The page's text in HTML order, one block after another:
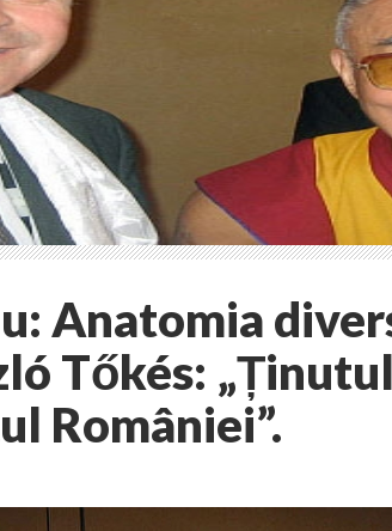
Anatomia
Tőkés:
României”.